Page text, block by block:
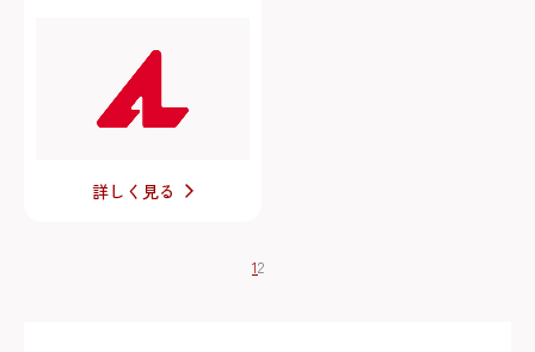
詳しく見る
12